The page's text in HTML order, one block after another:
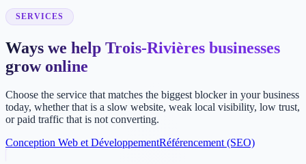
SERVICES
Ways we help Trois-Rivières businesses
grow online
Choose the service that matches the biggest blocker in your business
today, whether that is a slow website, weak local visibility, low trust,
or paid traffic that is not converting.
Conception Web et DéveloppementRéférencement (SEO)